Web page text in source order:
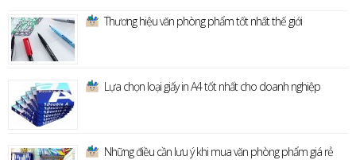
Thương hiệu văn phòng phẩm tốt nhất thế giới
Lựa chọn loại giấy in A4 tốt nhất cho doanh nghiệp
Những điều cần lưu ý khi mua văn phòng phẩm giá rẻ